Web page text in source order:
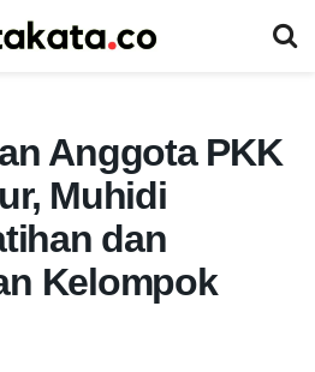
Anggota PKK
Muhidi
dan
Kelompok